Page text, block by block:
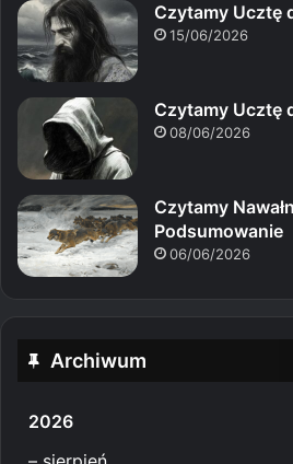
Czytamy Ucztę
15/06/2026
Czytamy Ucztę
08/06/2026
Czytamy
Podsumowanie
06/06/2026
Archiwum
2026